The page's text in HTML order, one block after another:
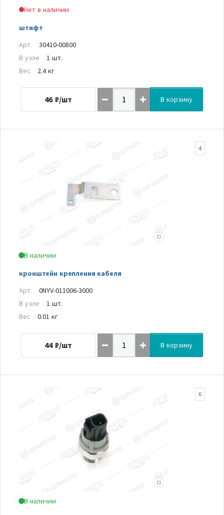
Нет в наличии
штифт
Арт.
30410-00800
В узле
1 шт.
Вес
2.4 кг
46 ₽/шт В корзину
В наличии
кронштейн крепления кабеля
4
Арт.
0NYV-011006-3000
В узле
1 шт.
Вес
0.01 кг
44 ₽/шт В корзину
В наличии
6